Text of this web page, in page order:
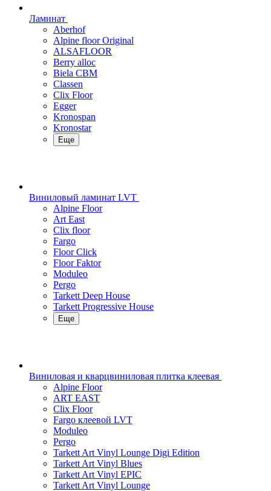
Ламинат
Aberhof
Alpine floor Original
ALSAFLOOR
Berry alloc
Biela CBM
Classen
Clix Floor
Egger
Kronospan
Kronostar
Еще
Виниловый ламинат LVT
Alpine Floor
Art East
Clix floor
Fargo
Floor Click
Floor Faktor
Moduleo
Pergo
Tarkett Deep House
Tarkett Progressive House
Еще
Виниловая и кварцвиниловая плитка клеевая
Alpine Floor
ART EAST
Clix Floor
Fargo клеевой LVT
Moduleo
Pergo
Tarkett Art Vinyl Lounge Digi Edition
Tarkett Art Vinyl Blues
Tarkett Art Vinyl EPIC
Tarkett Art Vinyl Lounge